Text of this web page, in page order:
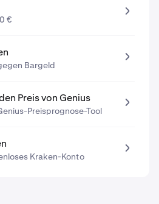
€
Bargeld
Preis von Genius
Preisprognose-Tool
Kraken-Konto